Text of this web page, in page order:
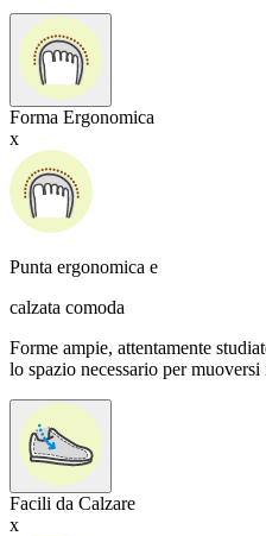
Forma Ergonomica
x
Punta ergonomica e
calzata comoda
Forme ampie, attentamente
lo spazio necessario per
Facili da Calzare
x